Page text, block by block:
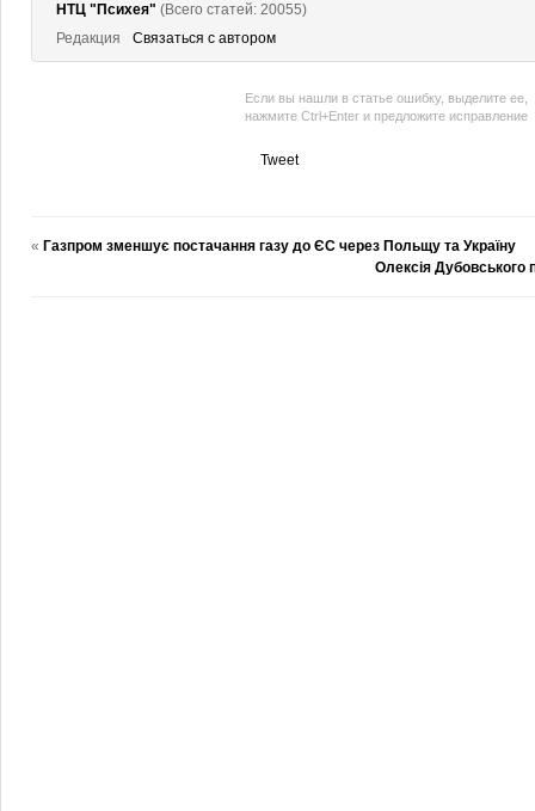
НТЦ "Психея" (Всего статей: 20055)
Редакция
Связаться с автором
Если вы нашли в статье ошибку, выделите ее,
нажмите Ctrl+Enter и предложите исправление
Tweet
« Газпром зменшує постачання газу до ЄС через Польщу та Україну
Олексія